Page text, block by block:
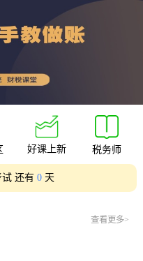
好课上新 税务师
试 还有0 天
查看更多>